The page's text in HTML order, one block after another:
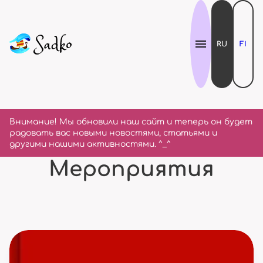
Внимание! Мы обновили наш сайт и теперь он будет
радовать вас новыми новостями, статьями и
другими нашими активностями. ^_^
RU FI
Мероприятия